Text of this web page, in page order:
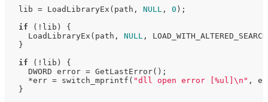
  lib = LoadLibraryEx(path,
NULL, 0 );
if (!lib) {
    LoadLibraryEx(path,
NULL,
  }
if (!lib) {
    DWORD error = GetLastError();
    *err = switch_mprintf(
"dll open error [%ul]\n" ,
  }